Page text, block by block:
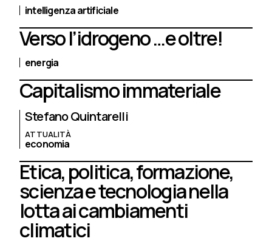
intelligenza artificiale
Verso l’idrogeno …e oltre!
energia
Capitalismo immateriale
Stefano Quintarelli
ATTUALITÀ
economia
Etica, politica, formazione,
scienza e tecnologia nella
lotta ai cambiamenti
climatici